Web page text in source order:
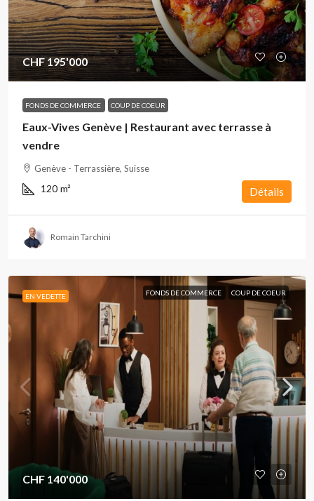
CHF 195'000
FONDS DE COMMERCE COUP DE COEUR
Eaux-Vives Genève | Restaurant avec terrasse à
vendre
Genève - Terrassière, Suisse
120 m² Détails
Romain Tarchini
EN VEDETTE FONDS DE COMMERCE COUP DE COEUR
CHF 140'000